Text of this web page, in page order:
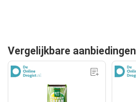
Vergelijkbare aanbiedingen